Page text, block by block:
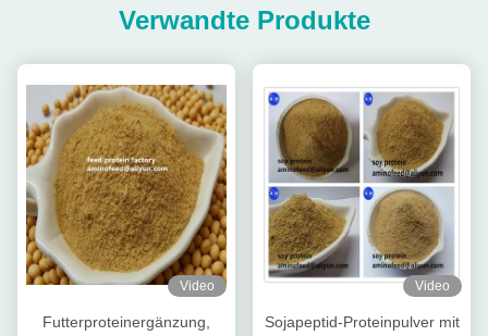
Verwandte Produkte
Video
Futterproteinergänzung,
Video
Sojapeptid-Proteinpulver mit